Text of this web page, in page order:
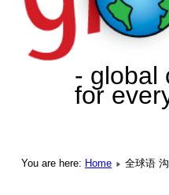
- global
for
You are here: Home 全球语